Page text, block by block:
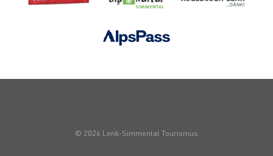
© 2026 Lenk-Simmental Tourismus